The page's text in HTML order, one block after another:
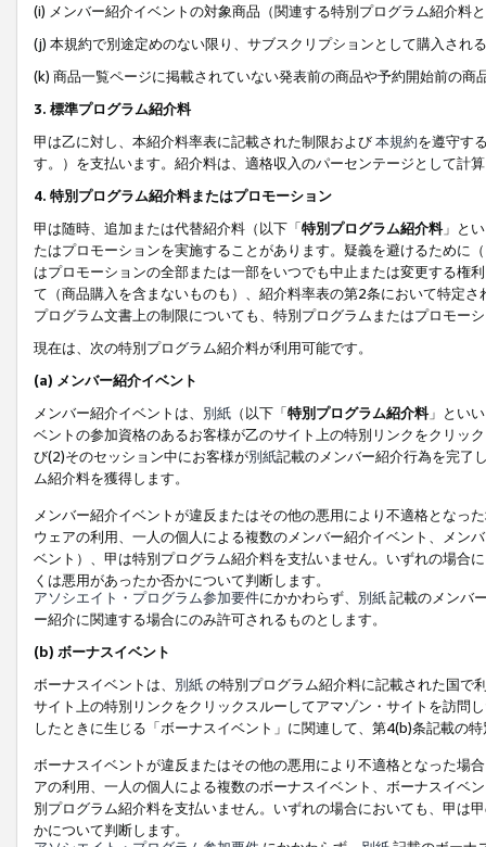
(i) メンバー紹介イベントの対象商品（関連する特別プログラム紹介料
(j) 本規約で別途定めのない限り、サブスクリプションとして購入され
(k) 商品一覧ページに掲載されていない発表前の商品や予約開始前の商
3. 標準プログラム紹介料
甲は乙に対し、本紹介料率表に記載された制限および本規約を遵守す
す。）を支払います。紹介料は、適格収入のパーセンテージとして計
4. 特別プログラム紹介料またはプロモーション
甲は随時、追加または代替紹介料（以下「特別プログラム紹介料」と
たはプロモーションを実施することがあります。疑義を避けるために
はプロモーションの全部または一部をいつでも中止または変更する権
て（商品購入を含まないものも）、紹介料率表の第2条において特定
プログラム文書上の制限についても、特別プログラムまたはプロモー
現在は、次の特別プログラム紹介料が利用可能です。
(a) メンバー紹介イベント
メンバー紹介イベントは、 別紙 （以下「特別プログラム紹介料」とい
ベントの参加資格のあるお客様が乙のサイト上の特別リンクをクリッ
び(2)そのセッション中にお客様が別紙記載のメンバー紹介行為を完了
ム紹介料を獲得します。
メンバー紹介イベントが違反またはその他の悪用により不適格となっ
ウェアの利用、一人の個人による複数のメンバー紹介イベント、メン
ベント）、甲は特別プログラム紹介料を支払いません。いずれの場合
くは悪用があったか否かについて判断します。
アソシエイト・プログラム参加要件にかかわらず、 別紙記載のメンバ
ー紹介に関連する場合にのみ許可されるものとします。
(b) ボーナスイベント
ボーナスイベントは、 別紙の特別プログラム紹介料に記載された国で
サイト上の特別リンクをクリックスルーしてアマゾン・サイトを訪問
したときに生じる「ボーナスイベント」に関連して、第4(b)条記載の
ボーナスイベントが違反またはその他の悪用により不適格となった場
アの利用、一人の個人による複数のボーナスイベント、ボーナスイベ
別プログラム紹介料を支払いません。いずれの場合においても、甲は
かについて判断します。